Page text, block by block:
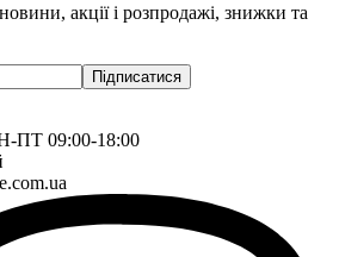
акції і розпродажі, знижки та
Підписатися
ПТ 09:00-18:00